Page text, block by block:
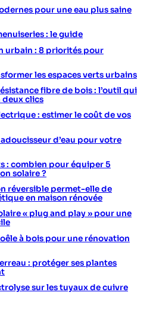
pour une eau plus saine
: le guide
urbain : 8 priorités pour
les espaces verts urbains
fibre de bois : l’outil qui
clics
: estimer le coût de vos
d’eau pour votre
: combien pour équiper 5
solaire ?
réversible permet-elle de
en maison rénovée
« plug and play » pour une
à bois pour une rénovation
: protéger ses plantes
sur les tuyaux de cuivre